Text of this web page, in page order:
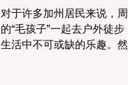
对于许多加州居民来说，
的“毛孩子”一起去户外徒
生活中不可或缺的乐趣。